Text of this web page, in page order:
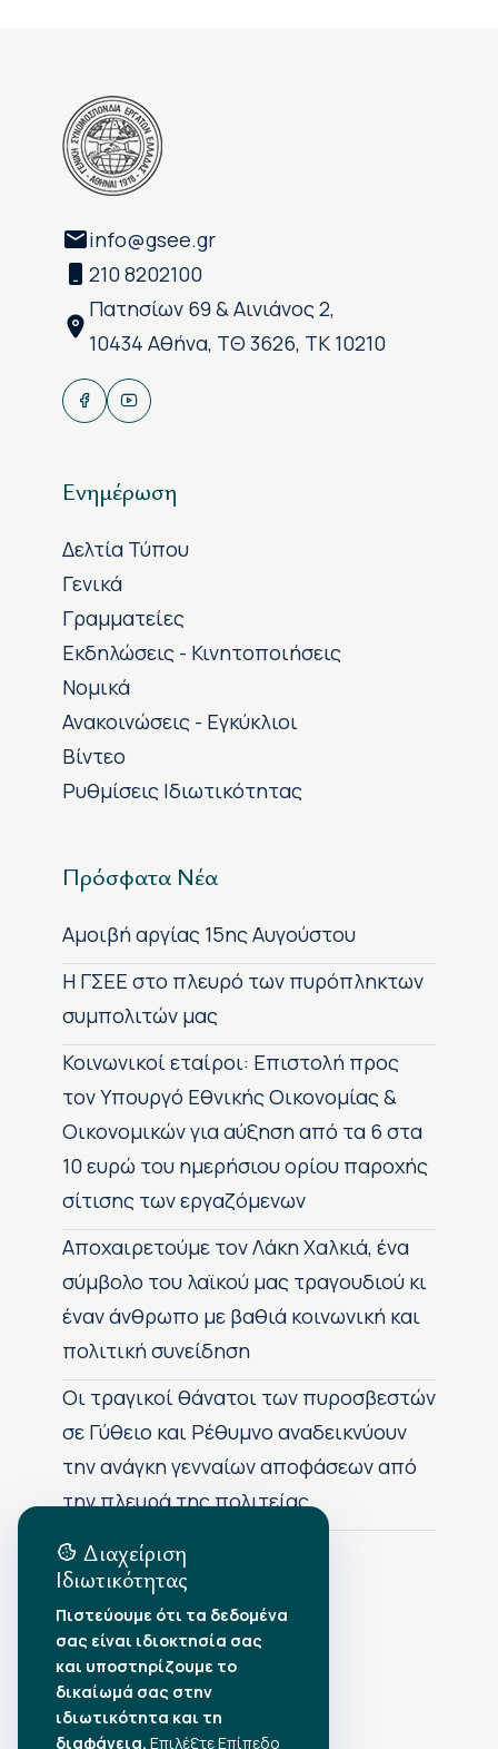
info@gsee.gr
210 8202100
Πατησίων 69 & Αινιάνος 2,
10434 Αθήνα, ΤΘ 3626, ΤΚ 10210
Ενημέρωση
Δελτία Τύπου
Γενικά
Γραμματείες
Εκδηλώσεις - Κινητοποιήσεις
Νομικά
Ανακοινώσεις - Εγκύκλιοι
Βίντεο
Ρυθμίσεις Ιδιωτικότητας
Πρόσφατα Νέα
Αμοιβή αργίας 15ης Αυγούστου
H ΓΣΕΕ στο πλευρό των πυρόπληκτων
συμπολιτών μας
Κοινωνικοί εταίροι: Επιστολή προς
τον Υπουργό Εθνικής Οικονομίας &
Οικονομικών για αύξηση από τα 6 στα
10 ευρώ του ημερήσιου ορίου παροχής
σίτισης των εργαζόμενων
Αποχαιρετούμε τον Λάκη Χαλκιά, ένα
σύμβολο του λαϊκού μας τραγουδιού κι
έναν άνθρωπο με βαθιά κοινωνική και
πολιτική συνείδηση
Οι τραγικοί θάνατοι των πυροσβεστών
σε Γύθειο και Ρέθυμνο αναδεικνύουν
την ανάγκη γενναίων αποφάσεων από
την πλευρά της πολιτείας
Αρχείο Δημοσιεύσεων
•Αύγουστος 2026
•Ιούλιος 2026
•Ιούνιος 2026
•Μάιος 2026
Διαχείριση
Ιδιωτικότητας
Πιστεύουμε ότι τα δεδομένα
σας είναι ιδιοκτησία σας
και υποστηρίζουμε το
δικαίωμά σας στην
ιδιωτικότητα και τη
διαφάνεια. Επιλέξτε Επίπεδο